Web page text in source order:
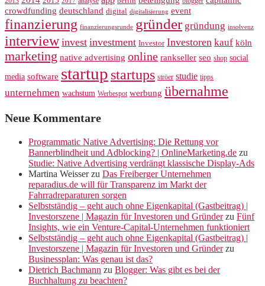
crowdfunding deutschland digital digitalisierung event
finanzierung finanzierungsrunde gründer gründung insolvenz
interview invest investment Investor Investoren kauf köln
marketing native advertising online rankseller seo shop social
media software startup startups ströer studie tipps
unternehmen wachstum Werbespot werbung übernahme
Neue Kommentare
Programmatic Native Advertising: Die Rettung vor
Bannerblindheit und Adblocking? | OnlineMarketing.de zu
Studie: Native Advertising verdrängt klassische Display-Ads
Martina Weisserzu Das Freiberger Unternehmen
reparadius.de will für Transparenz im Markt der
Fahrradreparaturen sorgen
Selbstständig – geht auch ohne Eigenkapital (Gastbeitrag) |
Investorszene | Magazin für Investoren und Gründerzu Fünf
Insights, wie ein Venture-Capital-Unternehmen funktioniert
Selbstständig – geht auch ohne Eigenkapital (Gastbeitrag) |
Investorszene | Magazin für Investoren und Gründerzu
Businessplan: Was genau ist das?
Dietrich Bachmann zu Blogger: Was gibt es bei der
Buchhaltung zu beachten?